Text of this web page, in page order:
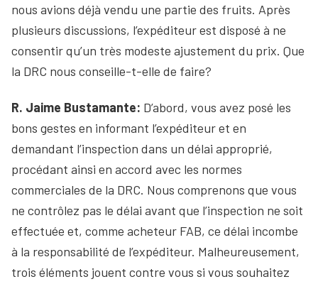
nous avions déjà vendu une partie des fruits. Après
plusieurs discussions, l’expéditeur est disposé à ne
consentir qu’un très modeste ajustement du prix. Que
la DRC nous conseille-t-elle de faire?
R. Jaime Bustamante: D’abord, vous avez posé les
bons gestes en informant l’expéditeur et en
demandant l’inspection dans un délai approprié,
procédant ainsi en accord avec les normes
commerciales de la DRC. Nous comprenons que vous
ne contrôlez pas le délai avant que l’inspection ne soit
effectuée et, comme acheteur FAB, ce délai incombe
à la responsabilité de l’expéditeur. Malheureusement,
trois éléments jouent contre vous si vous souhaitez